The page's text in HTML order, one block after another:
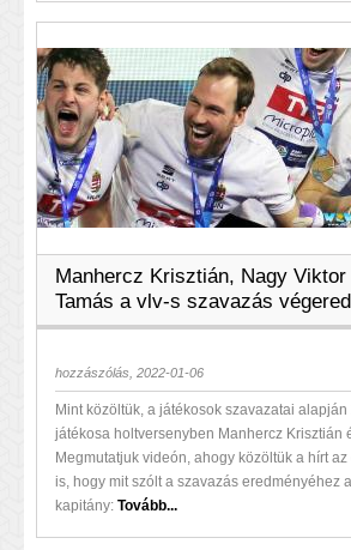
Manhercz Krisztián, Nagy
Tamás a vlv-s szavazás
hozzászólás, 2022-01-06
Mint közöltük, a játékosok szavazatai
játékosa holtversenyben Manhercz Krisztián
Megmutatjuk videón, ahogy közöltük a hírt
is, hogy mit szólt a szavazás eredményéhez
kapitány: Tovább...